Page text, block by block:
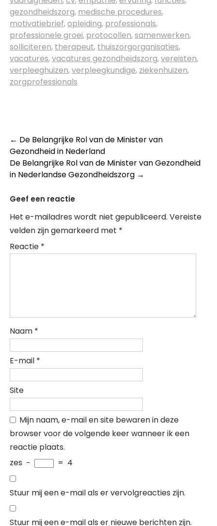
gezondheidszorg, medische procedures,
motivatiebrief,opleiding, professionals,
professionele groei, protocollen,samenwerken,
solliciteren, therapeut, thuiszorgorganisaties,
vacatures,vacatures gezondheidszorg,vereisten,
verpleeghuizen,verpleegkundige, ziekenhuizen,
zorgprofessionals
Post
navigation
← De Belangrijke Rol van de Minister van
Gezondheid in Nederland
De Belangrijke Rol van de Minister van Gezondheid
in Nederlandse Gezondheidszorg →
Geef een reactie
Het e-mailadres wordt niet gepubliceerd. Vereiste
velden zijn gemarkeerd met *
Reactie *
Naam *
E-mail *
Site
Mijn naam, e-mail en site bewaren in deze
browser voor de volgende keer wanneer ik een
reactie plaats.
zes − = 4
Stuur mij een e-mail als er vervolgreacties zijn.
Stuur mij een e-mail als er nieuwe berichten zijn.